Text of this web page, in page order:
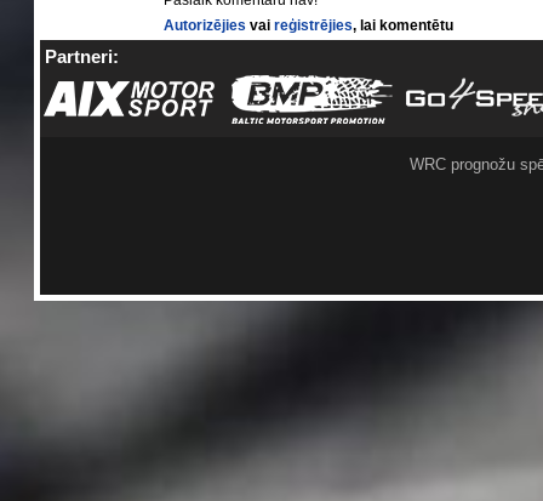
Autorizējies vai reģistrējies, lai komentētu
Partneri:
WRC prognožu